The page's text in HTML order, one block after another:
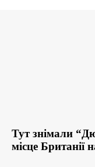
Тут знімали
місце Британії